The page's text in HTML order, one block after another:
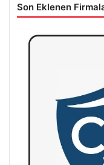
Son Eklenen